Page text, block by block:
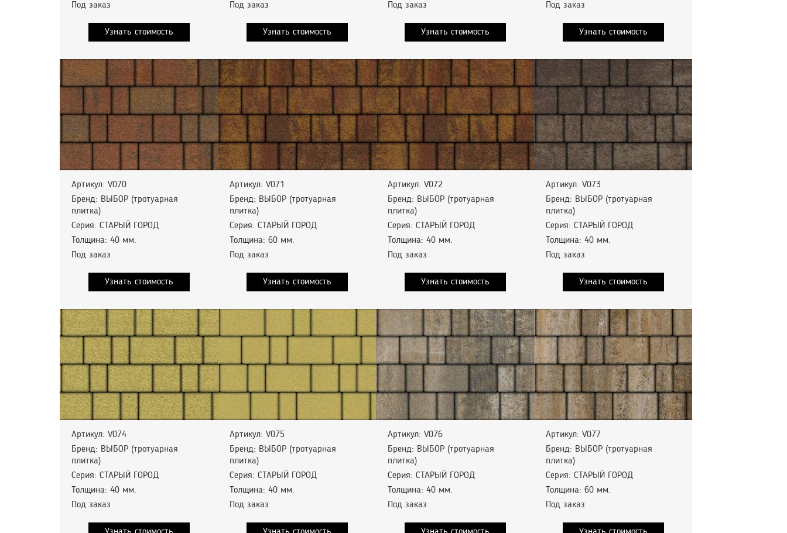
Под заказ
Узнать стоимость
Под заказ
Узнать стоимость
Под заказ
Узнать стоимость
Под заказ
Узнать стоимость
Артикул: V070
Бренд: ВЫБОР (тротуарная
плитка)
Серия: СТАРЫЙ ГОРОД
Толщина: 40 мм.
Под заказ
Узнать стоимость
Артикул: V071
Бренд: ВЫБОР (тротуарная
плитка)
Серия: СТАРЫЙ ГОРОД
Толщина: 60 мм.
Под заказ
Узнать стоимость
Артикул: V072
Бренд: ВЫБОР (тротуарная
плитка)
Серия: СТАРЫЙ ГОРОД
Толщина: 40 мм.
Под заказ
Узнать стоимость
Артикул: V073
Бренд: ВЫБОР (тротуарная
плитка)
Серия: СТАРЫЙ ГОРОД
Толщина: 40 мм.
Под заказ
Узнать стоимость
Артикул: V074
Бренд: ВЫБОР (тротуарная
плитка)
Серия: СТАРЫЙ ГОРОД
Толщина: 40 мм.
Под заказ
Артикул: V075
Бренд: ВЫБОР (тротуарная
плитка)
Серия: СТАРЫЙ ГОРОД
Толщина: 40 мм.
Под заказ
Артикул: V076
Бренд: ВЫБОР (тротуарная
плитка)
Серия: СТАРЫЙ ГОРОД
Толщина: 40 мм.
Под заказ
Артикул: V077
Бренд: ВЫБОР (тротуарная
плитка)
Серия: СТАРЫЙ ГОРОД
Толщина: 60 мм.
Под заказ